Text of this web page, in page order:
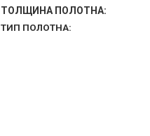
ТОЛЩИНА ПОЛОТНА:
ТИП ПОЛОТНА: